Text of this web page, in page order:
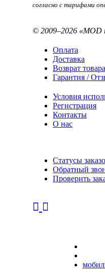
согласно с тарифами
© 2009–2026 «MOD
Оплата
Доставка
Возврат товара
Гарантия /
Условия
Регистрация
Контакты
О нас
Статусы
Обратный
Проверить